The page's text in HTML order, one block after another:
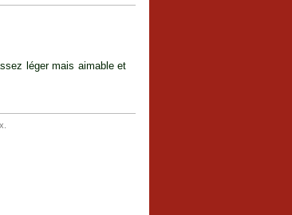
léger mais aimable et